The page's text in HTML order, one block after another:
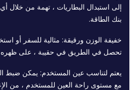
إلى استبدال البطاريات ، تهمة من خلال
بنك الطاقة.
خفيفة الوزن ورقيقة: مثالية للسفر أو
تحصل في الطريق في حقيبة ، على ظهره
يعتم لتناسب عين المستخدم: يمكن ضبط
مع مستوى راحة العين للمستخدم ، من